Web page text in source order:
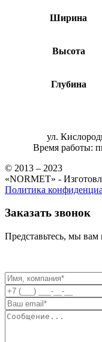
Ширина
Высота
Глубина
ул.
Время работы:
© 2013 – 2023
«NORMET» -
Политика
Заказать звонок
Представьтесь, мы вам